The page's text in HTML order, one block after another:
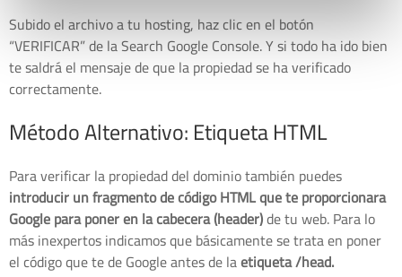
Subido el archivo a tu hosting, haz clic en el botón
“VERIFICAR” de la Search Google Console. Y si todo ha ido bien
te saldrá el mensaje de que la propiedad se ha verificado
correctamente.
Método Alternativo: Etiqueta HTML
Para verificar la propiedad del dominio también puedes
introducir un fragmento de código HTML que te proporcionara
Google para poner en la cabecera (header)de tu web. Para lo
más inexpertos indicamos que básicamente se trata en poner
el código que te de Google antes de laetiqueta /head.